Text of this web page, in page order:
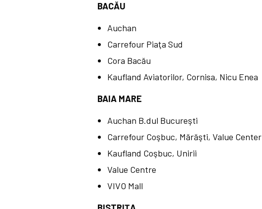
BACĂU
Auchan
Carrefour Piaţa Sud
Cora Bacău
Kaufland Aviatorilor, Cornisa, Nicu Enea
BAIA MARE
Auchan B.dul Bucureşti
Carrefour Coşbuc, Mărăşti, Value Center
Kaufland Coşbuc, Unirii
Value Centre
VIVO Mall